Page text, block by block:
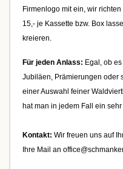
Firmenlogo mit ein, wir
15,- je Kassette bzw. Box
kreieren.
Für jeden Anlass: Egal, ob
Jubiläen, Prämierungen oder
einer Auswahl feiner
hat man in jedem Fall ein
Kontakt: Wir freuen uns auf
Ihre Mail an